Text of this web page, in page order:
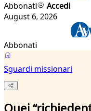
Abbonati
Accedi
August 6, 2026
Abbonati
Sguardi missionari